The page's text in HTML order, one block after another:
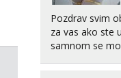
Pozdrav svim
za vas ako ste
samnom se